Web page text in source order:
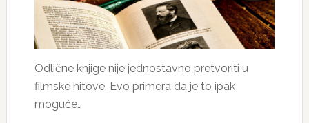
Odlične knjige nije jednostavno pretvoriti u
filmske hitove. Evo primera da je to ipak
moguće…